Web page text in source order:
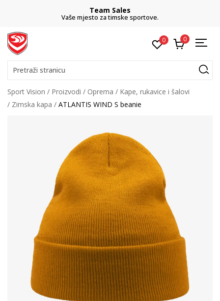
Team Sales
Vaše mjesto za timske sportove.
0 0
Pretraži stranicu
Sport Vision Proizvodi Oprema
Kape, rukavice i šalovi
Zimska kapa
ATLANTIS WIND S beanie